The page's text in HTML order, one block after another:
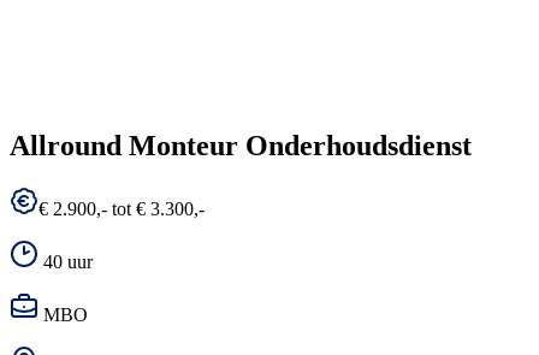
Allround Monteur Onderhoudsdienst
€ 2.900,- tot € 3.300,-
40 uur
MBO